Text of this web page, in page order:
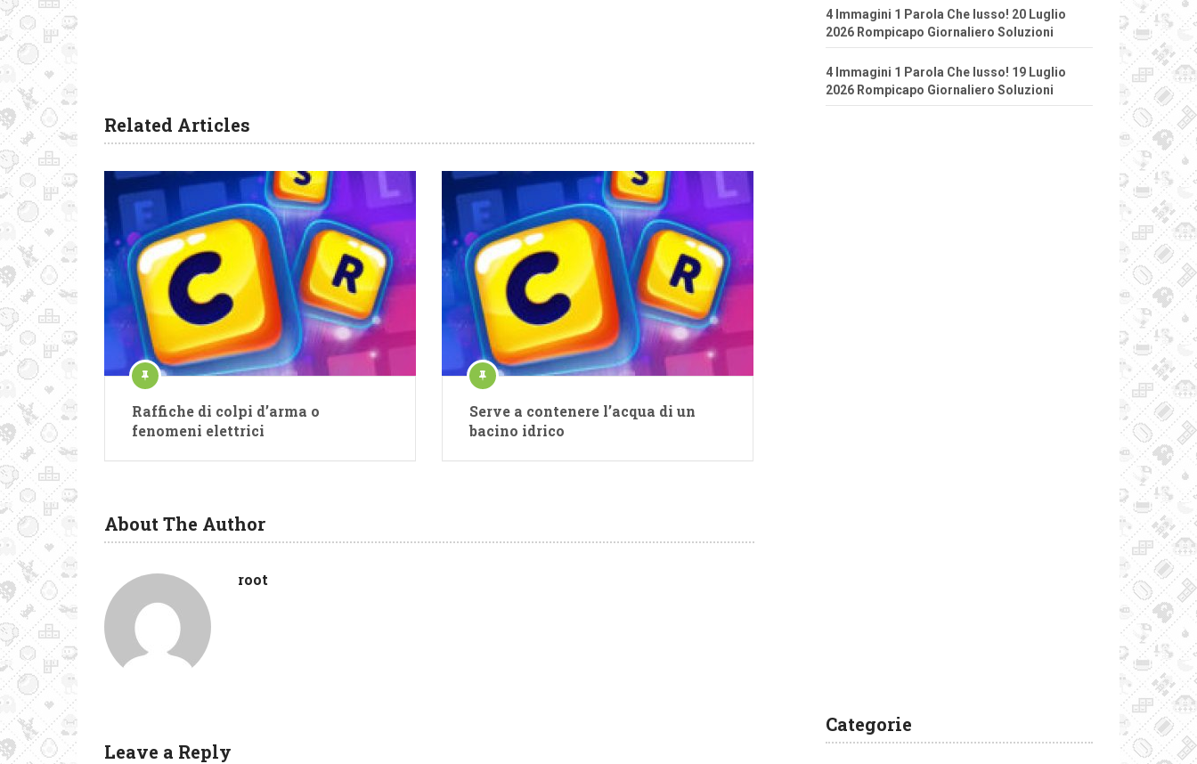
Related Articles
Raffiche di colpi d’arma o
fenomeni elettrici
Serve a contenere l’acqua di un
bacino idrico
About The Author
root
Leave a Reply
4 Immagini 1 Parola Che lusso! 20 Luglio
2026 Rompicapo Giornaliero Soluzioni
4 Immagini 1 Parola Che lusso! 19 Luglio
2026 Rompicapo Giornaliero Soluzioni
Categorie